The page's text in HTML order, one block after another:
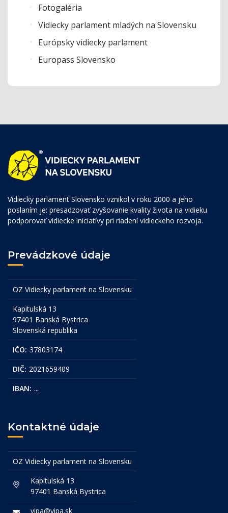
Fotogaléria
Vidiecky parlament mladých na Slovensku
Európsky vidiecky parlament
Europass Slovensko
Vidiecky parlament Slovensko vznikol v roku 2000 a jeho
poslaním je: presadzovať zvyšovanie kvality života na vidieku
podporovať vidiecke iniciatívy pri riadení vidieckeho rozvoja.
Prevádzkové údaje
OZ Vidiecky parlament na Slovensku
Kapitulská 13
97401 Banská Bystrica
Slovenská republika
IČO: 37803174
DIČ: 2021659409
IBAN: ...
Kontaktné údaje
OZ Vidiecky parlament na Slovensku
Kapitulská 13
97401 Banská Bystrica
vipa@vipa.sk